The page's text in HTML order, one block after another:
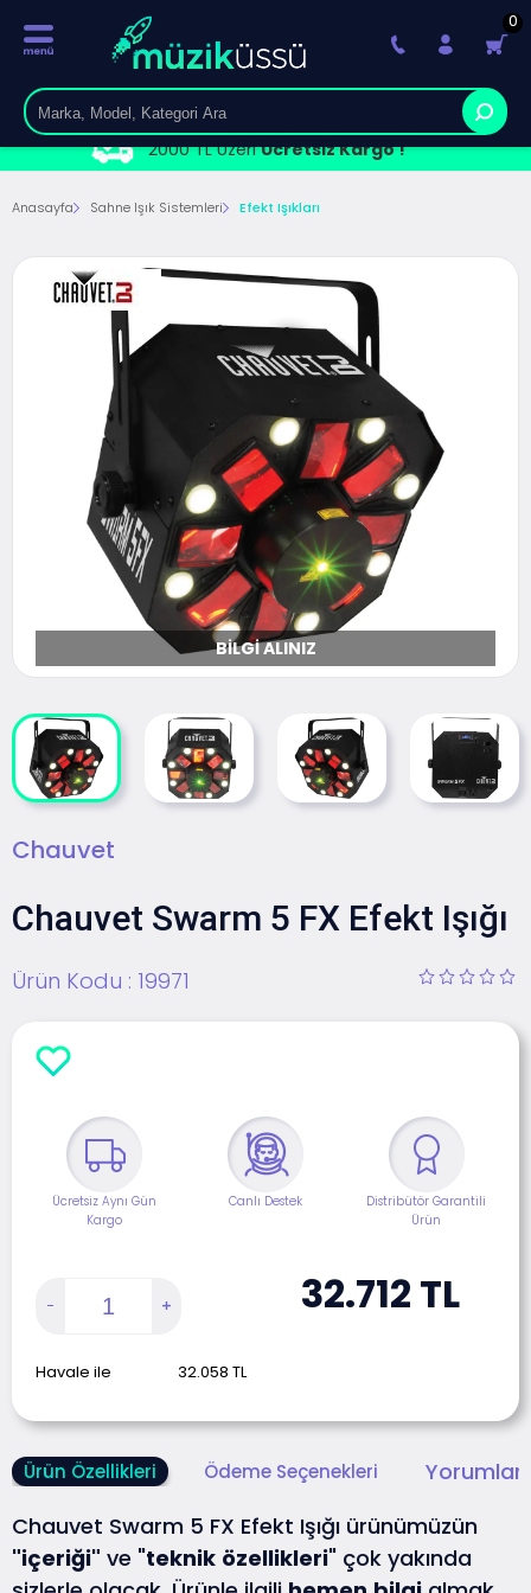
2000 TL ÜzeriÜcretsiz Kargo !
0
Anasayfa Sahne Işık Sistemleri Efekt Işıkları
BILGI ALINIZ
Chauvet
Chauvet Swarm 5 FX Efekt Işığı
Ürün Kodu : 19971
Ücretsiz Aynı Gün
Kargo
Canlı Destek
Distribütör Garantili
Ürün
32.712 TL
Havale ile 32.058 TL
Ürün Özellikleri Ödeme Seçenekleri
Chauvet Swarm 5 FX Efekt Işığı ürünümüzün
"içeriği" ve "teknik özellikleri" çok yakında